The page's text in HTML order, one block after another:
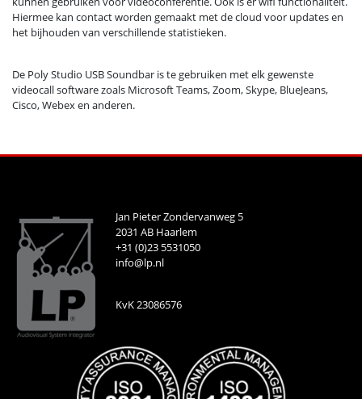
Hiermee kan contact worden gemaakt met de cloud voor updates en
het bijhouden van verschillende statistieken.
De Poly Studio USB Soundbar is te gebruiken met elk gewenste
videocall software zoals Microsoft Teams, Zoom, Skype, BlueJeans,
Cisco, Webex en anderen.
Jan Pieter Zondervanweg 5
2031 AB Haarlem
+31 (0)23 5531050
info@lp.nl
KvK 23086576